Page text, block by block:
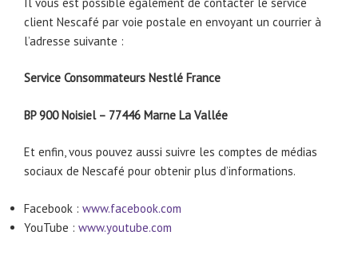
client Nescafé par voie postale en envoyant un courrier à
l’adresse suivante :
Service Consommateurs Nestlé France
BP 900 Noisiel – 77446 Marne La Vallée
Et enfin, vous pouvez aussi suivre les comptes de médias
sociaux de Nescafé pour obtenir plus d’informations.
Facebook : www.facebook.com
YouTube : www.youtube.com